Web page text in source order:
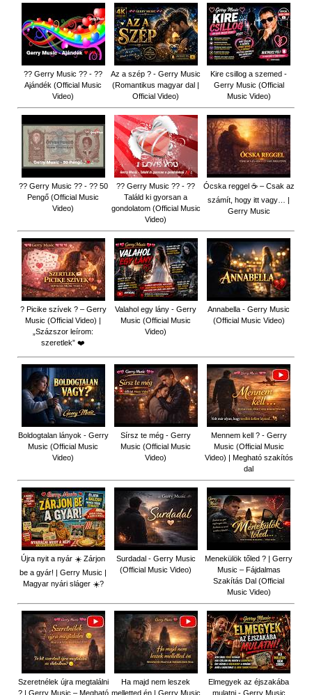
?? Gerry Music ?? - ??
Ajándék (Official Music
Video)
Az a szép ? - Gerry Music
(Romantikus magyar dal |
Official Video)
Kire csillog a szemed -
Gerry Music (Official
Music Video)
?? Gerry Music ?? - ?? 50
Pengő (Official Music
Video)
?? Gerry Music ?? - ??
Találd ki gyorsan a
gondolatom (Official Music
Video)
Ócska reggel ☕ – Csak az
számít, hogy itt vagy… |
Gerry Music
? Picike szívek ? – Gerry
Music (Official Video) |
„Százszor leírom:
szeretlek” ❤️
Valahol egy lány - Gerry
Music (Official Music
Video)
Annabella - Gerry Music
(Official Music Video)
Boldogtalan lányok - Gerry
Music (Official Music
Video)
Sírsz te még - Gerry
Music (Official Music
Video)
Mennem kell ? - Gerry
Music (Official Music
Video) | Megható szakítós
dal
Újra nyit a nyár ☀️ Zárjon
be a gyár! | Gerry Music |
Magyar nyári sláger ☀️?
Surdadal - Gerry Music
(Official Music Video)
Menekülök tőled ? | Gerry
Music – Fájdalmas
Szakítás Dal (Official
Music Video)
Szeretnélek újra megtalálni
? | Gerry Music – Megható
Ha majd nem leszek
melletted én | Gerry Music
Elmegyek az éjszakába
mulatni - Gerry Music